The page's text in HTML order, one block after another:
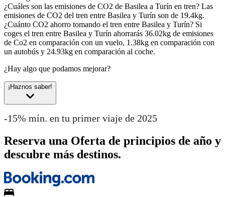
¿Cuáles son las emisiones de CO2 de Basilea a Turín en tren? Las
emisiones de CO2 del tren entre Basilea y Turín son de 19.4kg.
¿Cuánto CO2 ahorro tomando el tren entre Basilea y Turín? Si
coges el tren entre Basilea y Turín ahorrarás 36.02kg de emisiones
de Co2 en comparación con un vuelo, 1.38kg en comparación con
un autobús y 24.93kg en comparación al coche.
¿Hay algo que podamos mejorar?
¡Haznos saber!
-15% mín. en tu primer viaje de 2025
Reserva una Oferta de principios de año y
descubre más destinos.